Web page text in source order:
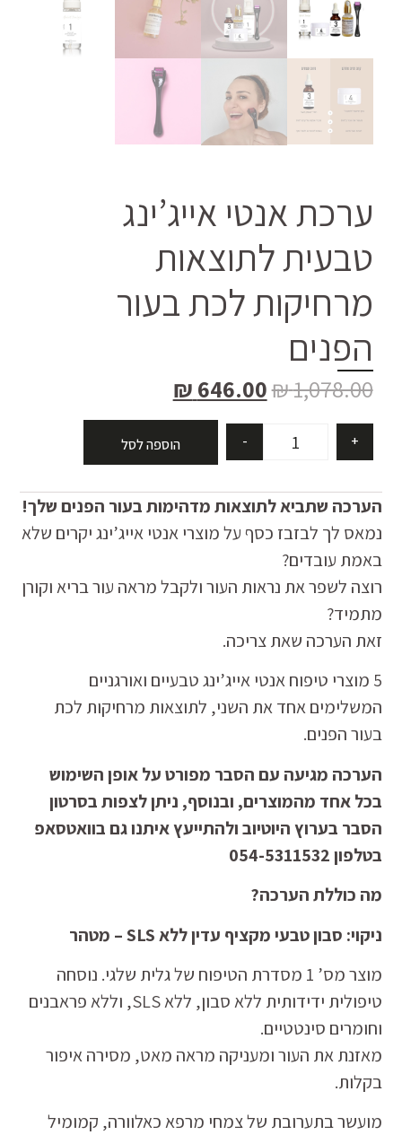
ערכת אנטי אייג’ינג
טבעית לתוצאות
מרחיקות לכת בעור
הפנים
1,078.00
₪
646.00
₪
- + הוספה לסל
הערכה שתביא לתוצאות מדהימות בעור הפנים שלך!
נמאס לך לבזבז כסף על מוצרי אנטי אייג’ינג יקרים שלא
באמת עובדים?
רוצה לשפר את נראות העור ולקבל מראה עור בריא וקורן
מתמיד?
זאת הערכה שאת צריכה.
5 מוצרי טיפוח אנטי אייג’ינג טבעיים ואורגניים
המשלימים אחד את השני, לתוצאות מרחיקות לכת
בעור הפנים.
הערכה מגיעה עם הסבר מפורט על אופן השימוש
בכל אחד מהמוצרים, ובנוסף, ניתן לצפות בסרטון
הסבר בערוץ היוטיוב ולהתייעץ איתנו גם בוואטסאפ
בטלפון 054-5311532
מה כוללת הערכה?
ניקוי: סבון טבעי מקציף עדין ללא SLS – מטהר
מוצר מס’ 1 מסדרת הטיפוח של גלית שלגי. נוסחה
טיפולית ידידותית ללא סבון, ללא SLS, וללא פראבנים
וחומרים סינטטיים.
מאזנת את העור ומעניקה מראה מאט, מסירה איפור
בקלות.
מועשר בתערובת של צמחי מרפא כאלוורה, קמומיל